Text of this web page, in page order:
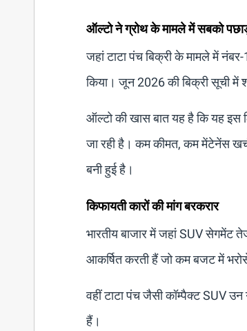
ऑल्टो ने ग्रोथ के मामले में सबको
जहां टाटा पंच बिक्री के मामले में
किया। जून 2026 की बिक्री सूची में
ऑल्टो की खास बात यह है कि यह
जा रही है। कम कीमत, कम मेंटेनेंस
बनी हुई है।
किफायती कारों की मांग बरकरार
भारतीय बाजार में जहां SUV सेगमेंट
आकर्षित करती हैं जो कम बजट में
वहीं टाटा पंच जैसी कॉम्पैक्ट SUV
हैं।